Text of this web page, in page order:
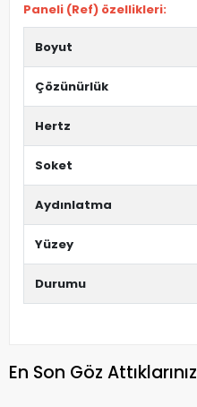
Paneli (Ref) özellikleri:
Boyut
Çözünürlük
Hertz
Soket
Aydınlatma
Yüzey
Durumu
En Son Göz Attıklarınız